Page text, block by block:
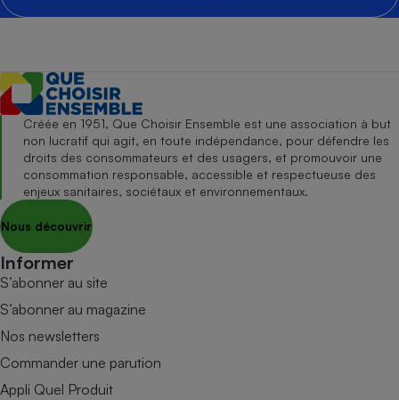
Créée en 1951, Que Choisir Ensemble est une association à but
non lucratif qui agit, en toute indépendance, pour défendre les
droits des consommateurs et des usagers, et promouvoir une
consommation responsable, accessible et respectueuse des
enjeux sanitaires, sociétaux et environnementaux.
Nous découvrir
Informer
S’abonner au site
S’abonner au magazine
Nos newsletters
Commander une parution
Appli Quel Produit